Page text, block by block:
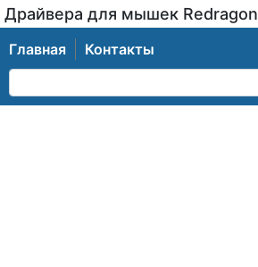
Драйвера для мышек Redragon
Главная Контакты